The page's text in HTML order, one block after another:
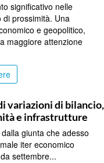
significativo nelle
di prossimità. Una
e geopolitico,
maggiore attenzione
variazioni di
e infrastrutture
giunta che adesso
iter economico
settembre...